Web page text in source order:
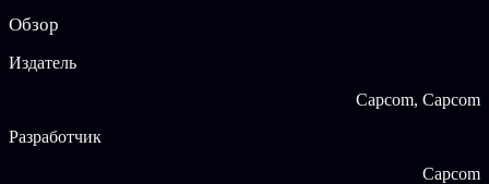
Обзор
Издатель
Capcom, Capcom
Разработчик
Capcom